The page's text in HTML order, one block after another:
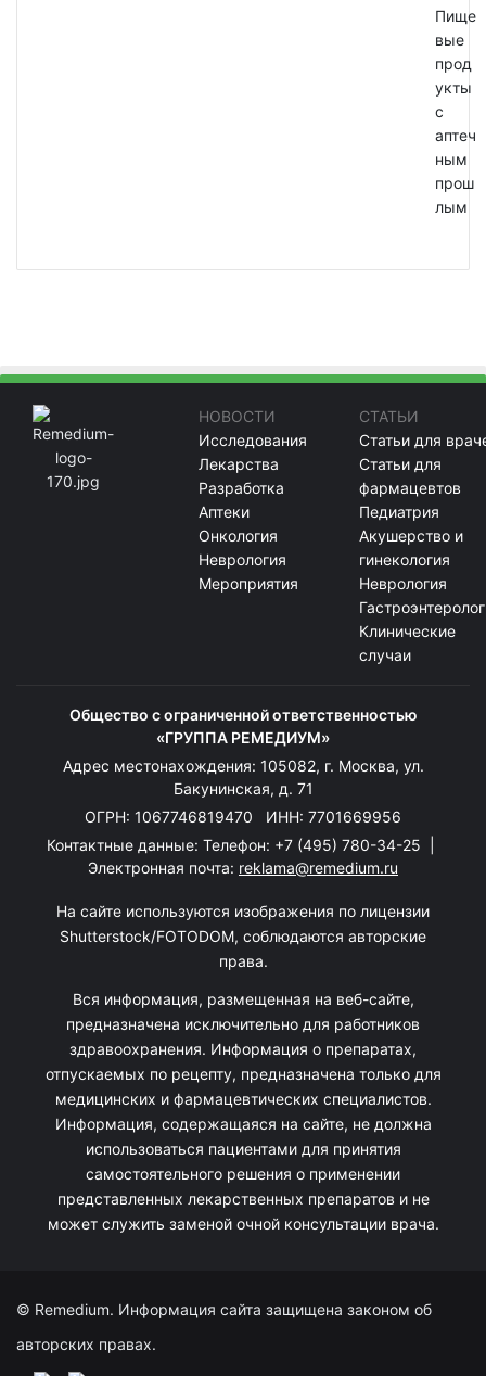
Пище
вые
прод
укты
с
аптеч
ным
прош
лым
НОВОСТИ
Исследования
Лекарства
Разработка
Аптеки
Онкология
Неврология
Мероприятия
СТАТЬИ
Статьи для
Статьи для
фармацевтов
Педиатрия
Акушерство и
гинекология
Неврология
Клинические
случаи
Общество с ограниченной ответственностью
«ГРУППА РЕМЕДИУМ»
Адрес местонахождения: 105082, г. Москва, ул.
Бакунинская, д. 71
ОГРН: 1067746819470 ИНН: 7701669956
Контактные данные: Телефон: +7 (495) 780-34-25
Электронная почта: reklama@remedium.ru
На сайте используются изображения по лицензии
Shutterstock/FOTODOM, соблюдаются авторские
права.
Вся информация, размещенная на веб-сайте,
предназначена исключительно для работников
здравоохранения. Информация о препаратах,
отпускаемых по рецепту, предназначена только для
медицинских и фармацевтических специалистов.
Информация, содержащаяся на сайте, не должна
использоваться пациентами для принятия
самостоятельного решения о применении
представленных лекарственных препаратов и не
может служить заменой очной консультации врача.
© Remedium. Информация сайта защищена законом об
авторских правах.